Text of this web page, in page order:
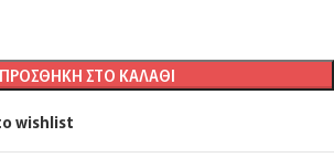
ΠΡΟΣΘΉΚΗ ΣΤΟ ΚΑΛΆΘΙ
wishlist